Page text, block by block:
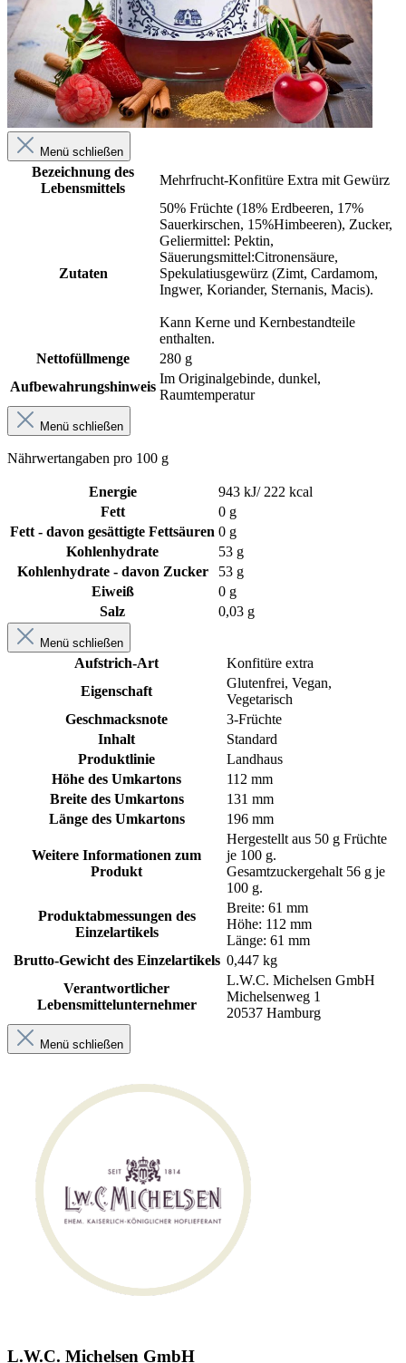
Menü schließen
Bezeichnung des
Lebensmittels
Mehrfrucht-Konfitüre Extra mit Gewürz
Zutaten
50% Früchte (18% Erdbeeren, 17%
Sauerkirschen, 15%Himbeeren), Zucker,
Geliermittel: Pektin,
Säuerungsmittel:Citronensäure,
Spekulatiusgewürz (Zimt, Cardamom,
Ingwer, Koriander, Sternanis, Macis).
Kann Kerne und Kernbestandteile
enthalten.
Nettofüllmenge
280 g
Aufbewahrungshinweis
Im Originalgebinde, dunkel,
Raumtemperatur
Menü schließen
Nährwertangaben pro 100 g
Energie
943 kJ/ 222 kcal
Fett
0 g
Fett - davon gesättigte Fettsäuren 0 g
Kohlenhydrate
53 g
Kohlenhydrate - davon Zucker
53 g
Eiweiß
0 g
Salz
0,03 g
Menü schließen
Aufstrich-Art
Konfitüre extra
Eigenschaft
Glutenfrei, Vegan,
Vegetarisch
Geschmacksnote
3-Früchte
Inhalt
Standard
Produktlinie
Landhaus
Höhe des Umkartons
112 mm
Breite des Umkartons
131 mm
Länge des Umkartons
196 mm
Weitere Informationen zum
Produkt
Hergestellt aus 50 g Früchte
je 100 g.
Gesamtzuckergehalt 56 g je
100 g.
Produktabmessungen des
Einzelartikels
Breite: 61 mm
Höhe: 112 mm
Länge: 61 mm
Brutto-Gewicht des Einzelartikels 0,447 kg
Verantwortlicher
Lebensmittelunternehmer
L.W.C. Michelsen GmbH
Michelsenweg 1
20537 Hamburg
Menü schließen
L.W.C. Michelsen GmbH